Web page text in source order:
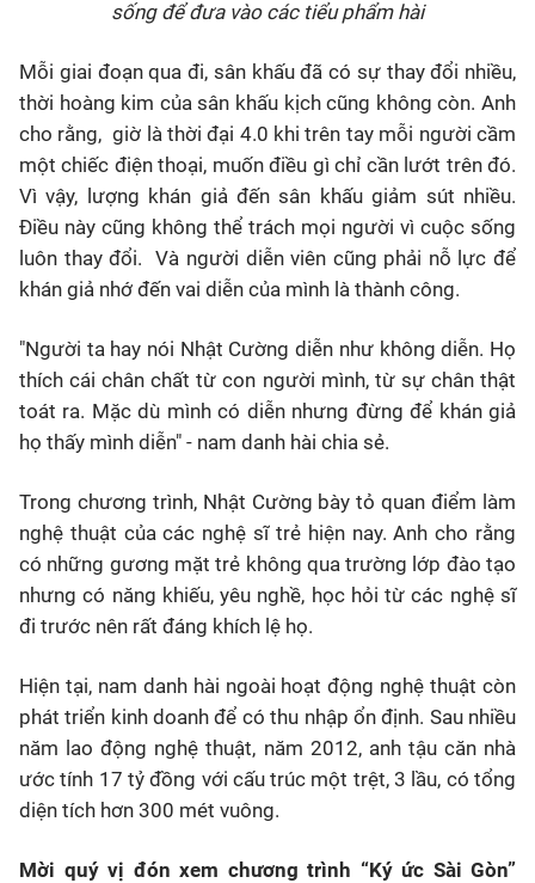
sống để đưa vào các tiểu phẩm hài
Mỗi giai đoạn qua đi, sân khấu đã có sự thay đổi nhiều,
thời hoàng kim của sân khấu kịch cũng không còn. Anh
cho rằng, giờ là thời đại 4.0 khi trên tay mỗi người cầm
một chiếc điện thoại, muốn điều gì chỉ cần lướt trên đó.
Vì vậy, lượng khán giả đến sân khấu giảm sút nhiều.
Điều này cũng không thể trách mọi người vì cuộc sống
luôn thay đổi. Và người diễn viên cũng phải nỗ lực để
khán giả nhớ đến vai diễn của mình là thành công.
"Người ta hay nói Nhật Cường diễn như không diễn. Họ
thích cái chân chất từ con người mình, từ sự chân thật
toát ra. Mặc dù mình có diễn nhưng đừng để khán giả
họ thấy mình diễn" - nam danh hài chia sẻ.
Trong chương trình, Nhật Cường bày tỏ quan điểm làm
nghệ thuật của các nghệ sĩ trẻ hiện nay. Anh cho rằng
có những gương mặt trẻ không qua trường lớp đào tạo
nhưng có năng khiếu, yêu nghề, học hỏi từ các nghệ sĩ
đi trước nên rất đáng khích lệ họ.
Hiện tại, nam danh hài ngoài hoạt động nghệ thuật còn
phát triển kinh doanh để có thu nhập ổn định. Sau nhiều
năm lao động nghệ thuật, năm 2012, anh tậu căn nhà
ước tính 17 tỷ đồng với cấu trúc một trệt, 3 lầu, có tổng
diện tích hơn 300 mét vuông.
Mời quý vị đón xem chương trình “Ký ức Sài Gòn”